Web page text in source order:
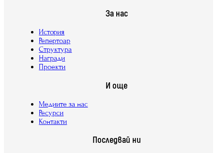
За нас
История
Репертоар
Структура
Награди
Проекти
И още
Медиите за нас
Ресурси
Контакти
Последвай ни